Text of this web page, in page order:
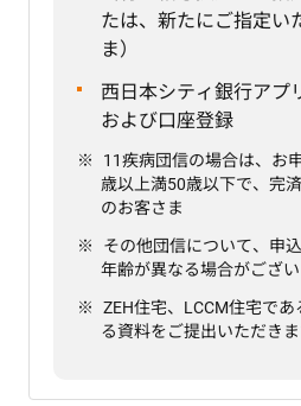
たは、新たにご指定い
ま）
西日本シティ銀行アプ
および口座登録
11疾病団信の場合は、お
歳以上満50歳以下で、完
のお客さま
その他団信について、申
年齢が異なる場合がござい
ZEH住宅、LCCM住宅で
る資料をご提出いただきま